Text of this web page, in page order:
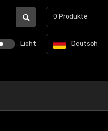
Licht Deutsch
0 Produkte